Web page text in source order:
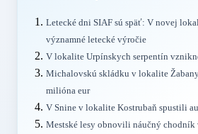
Letecké dni SIAF sú späť: V novej
významné letecké výročie
V lokalite Urpínskych serpentín
Michalovskú skládku v lokalite
milióna eur
V Snine v lokalite Kostrubaň spustili
Mestské lesy obnovili náučný